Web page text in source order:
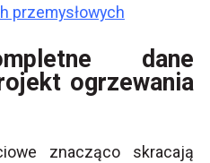
przemysłowych
dane
ogrzewania
znacząco skracają